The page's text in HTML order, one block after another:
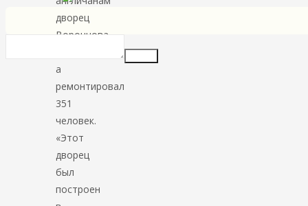
дворец
Воронцова-
а
ремонтировал
351
человек.
«Этот
дворец
был
построен